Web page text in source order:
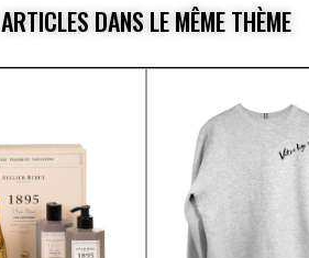
ARTICLES DANS LE MÊME THÈME